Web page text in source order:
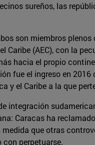
sureños, las
son miembros plenos
(AEC), con la
hacia el propio
fue el ingreso en
y el Caribe a la que
integración
Caracas ha
que otras
perpetuarse.